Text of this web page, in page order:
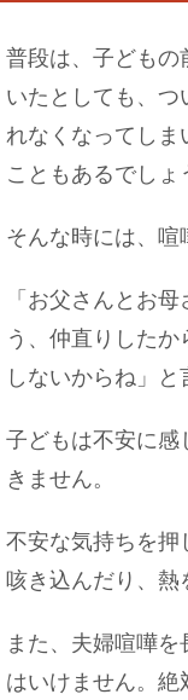
普段は、子どもの
いたとしても、つ
れなくなってしま
こともあるでしょ
そんな時には、喧
「お父さんとお
う、仲直りした
しないからね」と
子どもは不安に感
きません。
不安な気持ちを押
咳き込んだり、熱
また、夫婦喧嘩
はいけません。